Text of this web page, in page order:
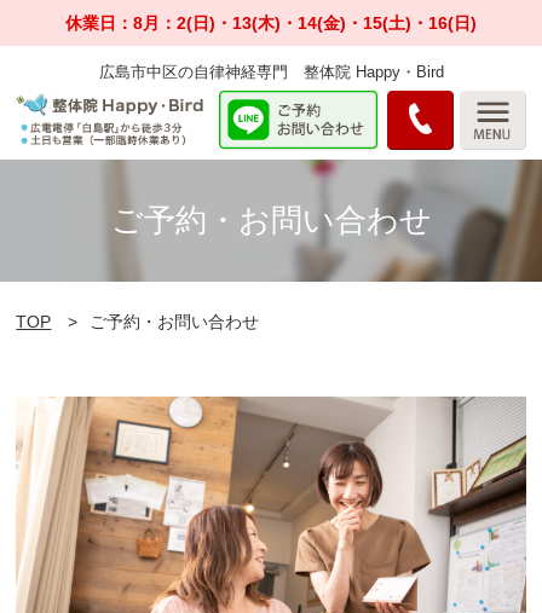
休業日：8月：2(日)・13(木)・14(金)・15(土)・16(日)
広島市中区の自律神経専門 整体院 Happy・Bird
ご予約・お問い合わせ
TOP ご予約・お問い合わせ